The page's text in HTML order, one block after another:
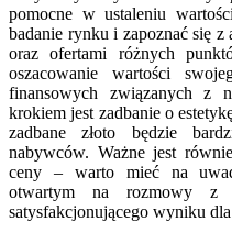
pomocne w ustaleniu
badanie rynku i zapoznać się
oraz ofertami różnych
oszacowanie wartości
finansowych związanych z
krokiem jest zadbanie o
zadbane złoto będzie
nabywców. Ważne jest
ceny – warto mieć na
otwartym na rozmowy z
satysfakcjonującego wyniku